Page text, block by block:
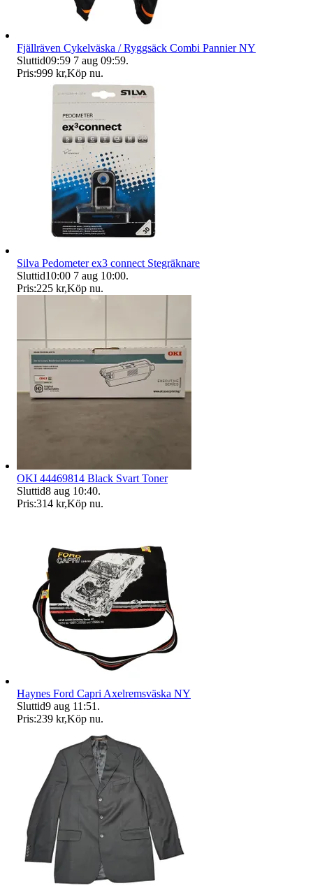
Fjällräven Cykelväska / Ryggsäck Combi Pannier NY
Sluttid09:59 7 aug 09:59.
Pris:999 kr,Köp nu.
Silva Pedometer ex3 connect Stegräknare
Sluttid10:00 7 aug 10:00.
Pris:225 kr,Köp nu.
OKI 44469814 Black Svart Toner
Sluttid8 aug 10:40.
Pris:314 kr,Köp nu.
Haynes Ford Capri Axelremsväska NY
Sluttid9 aug 11:51 .
Pris:239 kr,Köp nu.